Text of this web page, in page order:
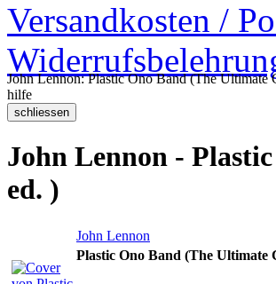
Versandkosten /
John Lennon: Plastic Ono Band (The
hilfe
John Lennon -
ed. )
John Lennon
Plastic Ono Band (The Ultimate